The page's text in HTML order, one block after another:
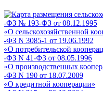
-ФЗ № 193-ФЗ от 08.12.1995
«О сельскохозяйственной
-ФЗ N 3085-1 от 19.06.1992
«О потребительской
-ФЗ N 41-ФЗ от 08.05.1996
«О производственных
-ФЗ N 190 от 18.07.2009
«О кредитной кооперации»